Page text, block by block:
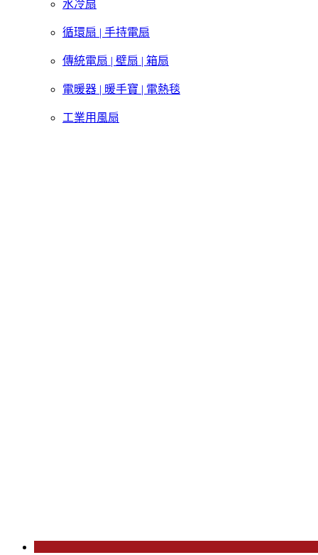
水冷扇
循環扇 | 手持電扇
傳統電扇 | 壁扇 | 箱扇
電暖器 | 暖手寶 | 電熱毯
工業用風扇